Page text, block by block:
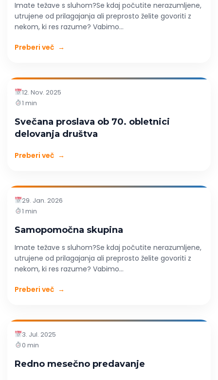
Imate težave s sluhom?Se kdaj počutite nerazumljene,
utrujene od prilagajanja ali preprosto želite govoriti z
nekom, ki res razume? Vabimo...
Preberi več →
12. Nov. 2025
1 min
Svečana proslava ob 70. obletnici
delovanja društva
Preberi več →
29. Jan. 2026
1 min
Samopomočna skupina
Imate težave s sluhom?Se kdaj počutite nerazumljene,
utrujene od prilagajanja ali preprosto želite govoriti z
nekom, ki res razume? Vabimo...
Preberi več →
3. Jul. 2025
0 min
Redno mesečno predavanje